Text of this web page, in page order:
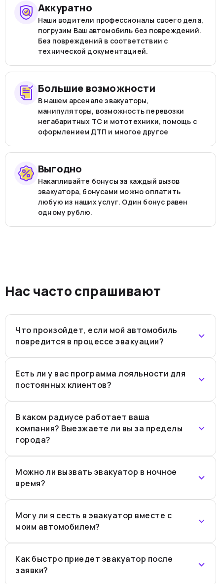
Аккуратно
Наши водители профессионалы своего дела,
погрузим Ваш автомобиль без повреждений.
Без повреждений в соответствии с
технической документацией.
Большие возможности
В нашем арсенале эвакуаторы,
манипуляторы, возможность перевозки
негабаритных ТС и мототехники, помощь с
оформлением ДТП и многое другое
Выгодно
Накапливайте бонусы за каждый вызов
эвакуатора, бонусами можно оплатить
любую из наших услуг. Один бонус равен
одному рублю.
Нас часто спрашивают
Что произойдет, если мой автомобиль
повредится в процессе эвакуации?
Есть ли у вас программа лояльности для
постоянных клиентов?
В каком радиусе работает ваша
компания? Выезжаете ли вы за пределы
города?
Можно ли вызвать эвакуатор в ночное
время?
Могу ли я сесть в эвакуатор вместе с
моим автомобилем?
Как быстро приедет эвакуатор после
заявки?